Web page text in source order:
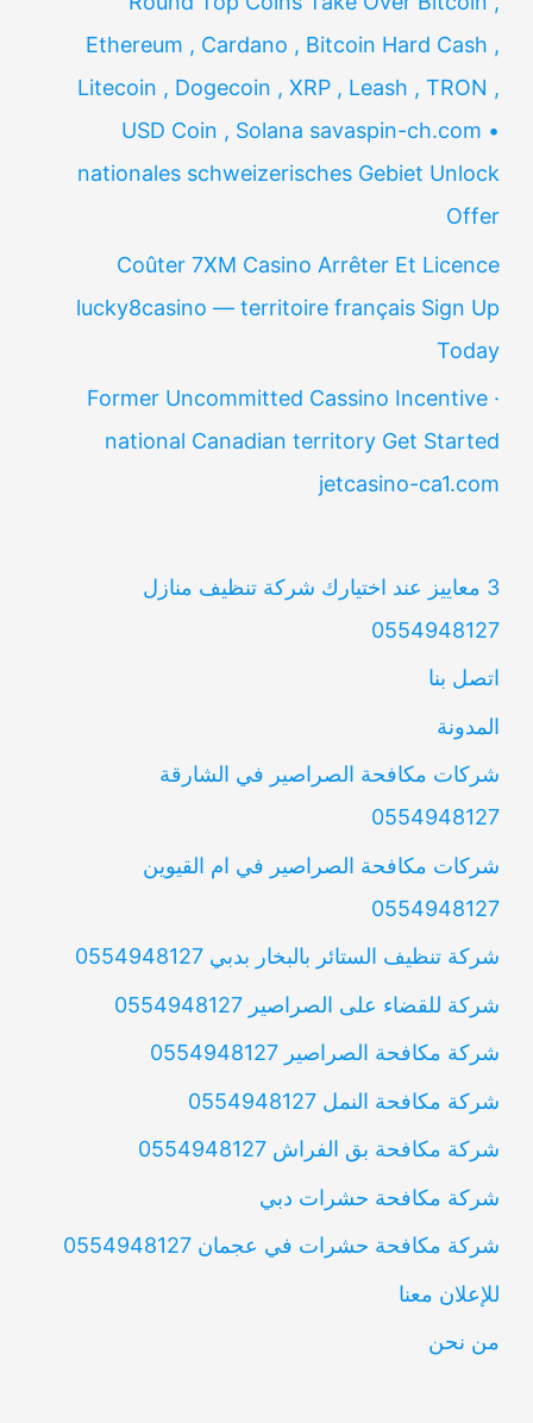
Ethereum , Cardano , Bitcoin Hard Cash ,
Litecoin , Dogecoin , XRP , Leash , TRON ,
USD Coin , Solana savaspin-ch.com •
nationales schweizerisches Gebiet Unlock
Offer
Coûter 7XM Casino Arrêter Et Licence
lucky8casino — territoire français Sign Up
Today
Former Uncommitted Cassino Incentive ·
national Canadian territory Get Started
jetcasino-ca1.com
3 معاييز عند اختيارك شركة تنظيف منازل
0554948127
اتصل بنا
المدونة
شركات مكافحة الصراصير في الشارقة
0554948127
شركات مكافحة الصراصير في ام القيوين
0554948127
شركة تنظيف الستائر بالبخار بدبي 0554948127
شركة للقضاء على الصراصير 0554948127
شركة مكافحة الصراصير 0554948127
شركة مكافحة النمل 0554948127
شركة مكافحة بق الفراش 0554948127
شركة مكافحة حشرات دبي
شركة مكافحة حشرات في عجمان 0554948127
للإعلان معنا
من نحن